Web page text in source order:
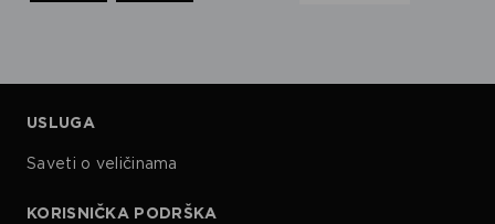
USLUGA
Saveti o veličinama
KORISNIČKA PODRŠKA